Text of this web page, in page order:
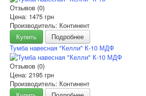
Отзывов (0)
Цена: 1475 грн
Производитель: Континент
Купить
Подробнее
Тумба навесная "Келли" К-10 МДФ
Отзывов (0)
Цена: 2195 грн
Производитель: Континент